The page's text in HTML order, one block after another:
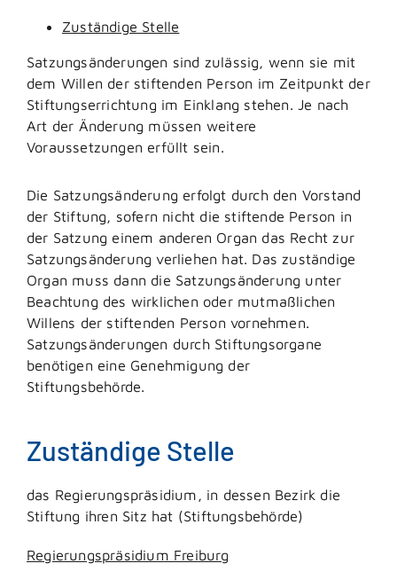
Zuständige Stelle
Satzungsänderungen sind zulässig, wenn sie mit
dem Willen der stiftenden Person im Zeitpunkt der
Stiftungserrichtung im Einklang stehen. Je nach
Art der Änderung müssen weitere
Voraussetzungen erfüllt sein.
Die Satzungsänderung erfolgt durch den Vorstand
der Stiftung, sofern nicht die stiftende Person in
der Satzung einem anderen Organ das Recht zur
Satzungsänderung verliehen hat. Das zuständige
Organ muss dann die Satzungsänderung unter
Beachtung des wirklichen oder mutmaßlichen
Willens der stiftenden Person vornehmen.
Satzungsänderungen durch Stiftungsorgane
benötigen eine Genehmigung der
Stiftungsbehörde.
Zuständige Stelle
das Regierungspräsidium, in dessen Bezirk die
Stiftung ihren Sitz hat (Stiftungsbehörde)
Regierungspräsidium Freiburg